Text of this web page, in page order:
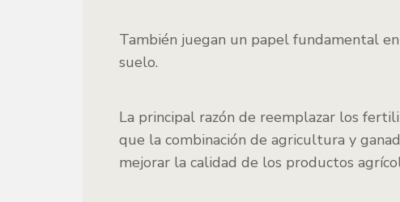
También juegan un papel fundamental
suelo.
La principal razón de reemplazar los
que la combinación de agricultura y
mejorar la calidad de los productos